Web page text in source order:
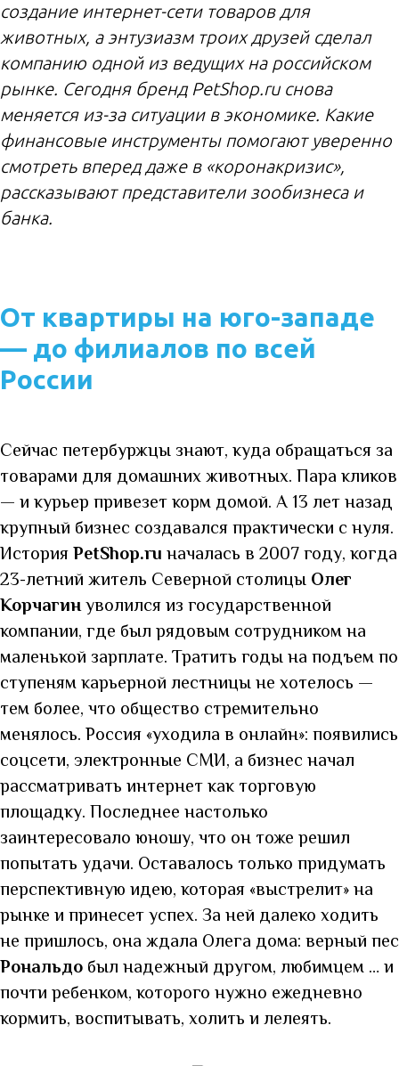
создание интернет-сети товаров для
животных, а энтузиазм троих друзей сделал
компанию одной из ведущих на российском
рынке. Сегодня бренд PetShop.ru снова
меняется из-за ситуации в экономике. Какие
финансовые инструменты помогают уверенно
смотреть вперед даже в «коронакризис»,
рассказывают представители зообизнеса и
банка.
От квартиры на юго-западе
— до филиалов по всей
России
Сейчас петербуржцы знают, куда обращаться за
товарами для домашних животных. Пара кликов
— и курьер привезет корм домой. А 13 лет назад
крупный бизнес создавался практически с нуля.
История PetShop.ru началась в 2007 году, когда
23-летний житель Северной столицы Олег
Корчагин уволился из государственной
компании, где был рядовым сотрудником на
маленькой зарплате. Тратить годы на подъем по
ступеням карьерной лестницы не хотелось —
тем более, что общество стремительно
менялось. Россия «уходила в онлайн»: появились
соцсети, электронные СМИ, а бизнес начал
рассматривать интернет как торговую
площадку. Последнее настолько
заинтересовало юношу, что он тоже решил
попытать удачи. Оставалось только придумать
перспективную идею, которая «выстрелит» на
рынке и принесет успех. За ней далеко ходить
не пришлось, она ждала Олега дома: верный пес
Рональдо был надежный другом, любимцем … и
почти ребенком, которого нужно ежедневно
кормить, воспитывать, холить и лелеять.